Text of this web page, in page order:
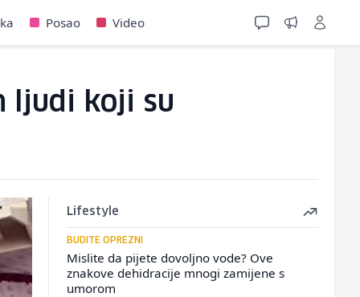
Posao Video
ljudi koji su
Lifestyle
BUDITE OPREZNI
Mislite da pijete dovoljno vode? Ove
znakove dehidracije mnogi zamijene s
umorom